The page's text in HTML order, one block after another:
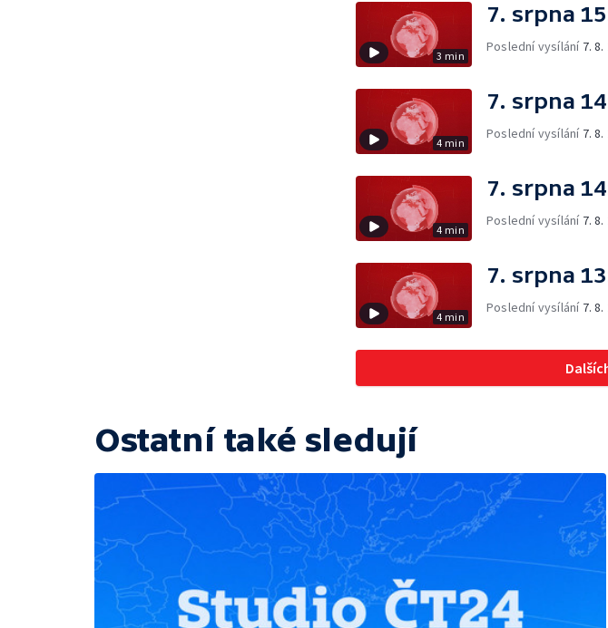
3 min
7. srpna
Poslední vysílání 7. 8.
4 min
7. srpna
Poslední vysílání 7. 8.
4 min
7. srpna
Poslední vysílání 7. 8.
4 min
7. srpna
Poslední vysílání 7. 8.
Ostatní také sledují